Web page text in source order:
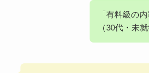
「有料級の
（30代・未